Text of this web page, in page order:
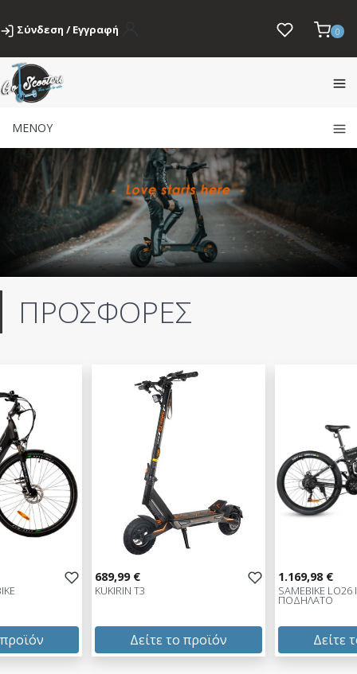
Σύνδεση / Εγγραφή 0
ΜΕΝΟΥ
ΠΡΟΣΦΟΡΕΣ
689,99 €
KUKIRIN T3
Δείτε το προϊόν
1.169,98 €
SAMEBIKE
ΠΟΔΗΛΑΤΟ
Δείτε